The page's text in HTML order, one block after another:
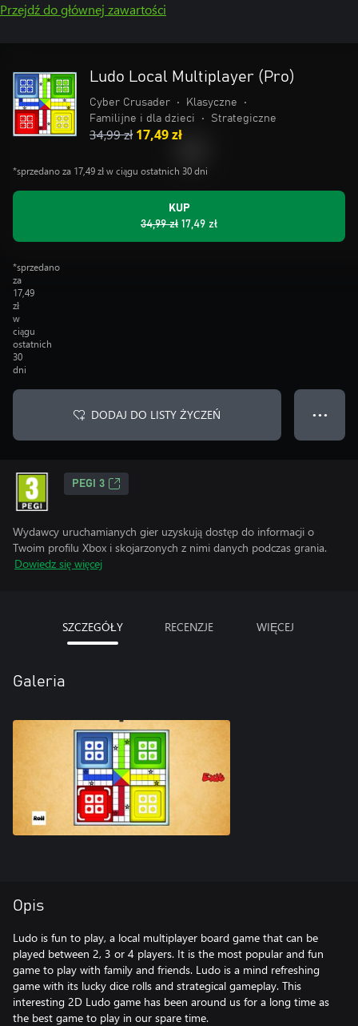
Przejdź do głównej zawartości
Ludo Local Multiplayer (Pro)
Cyber Crusader • Klasyczne
•
Familijne i dla dzieci
• Strategiczne
34,99 zł 17,49 zł
*sprzedano za 17,49 zł w ciągu ostatnich 30 dni
KUP
34,99 zł 17,49 zł
*sprzedano
za
17,49
zł
w
ciągu
ostatnich
30
dni
DODAJ DO LISTY ŻYCZEŃ ● ● ●
PEGI 3
Wydawcy uruchamianych gier uzyskują dostęp do informacji o
Twoim profilu Xbox i skojarzonych z nimi danych podczas grania.
Dowiedz się więcej
SZCZEGÓŁY RECENZJE WIĘCEJ
Galeria
Opis
Ludo is fun to play, a local multiplayer board game that can be
played between 2, 3 or 4 players. It is the most popular and fun
game to play with family and friends. Ludo is a mind refreshing
game with its lucky dice rolls and strategical gameplay. This
interesting 2D Ludo game has been around us for a long time as
the best game to play in our spare time.